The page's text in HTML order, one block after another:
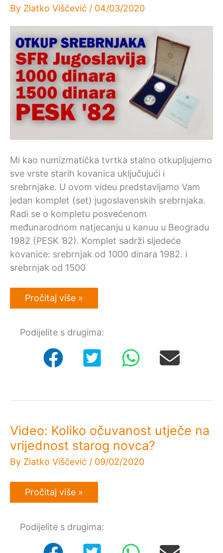
By Zlatko Viščević / 04/03/2020
Mi kao numizmatička tvrtka stalno otkupljujemo
sve vrste starih kovanica uključujući i
srebrnjake. U ovom videu predstavljamo Vam
jedan komplet (set) jugoslavenskih srebrnjaka.
Radi se o kompletu posvećenom
međunarodnom natjecanju u kanuu u Beogradu
1982 (PESK ’82). Komplet sadrži sljedeće
kovanice: srebrnjak od 1000 dinara 1982. i
srebrnjak od 1500
Video:
Otkup
1000
1500
dinara
u
kanuu
Pročitaj više »
Podijelite s drugima:
Video: Koliko očuvanost utječe na
vrijednost starog novca?
By Zlatko Viščević / 09/02/2020
Video:
Koliko
na
starog
Pročitaj više »
Podijelite s drugima: